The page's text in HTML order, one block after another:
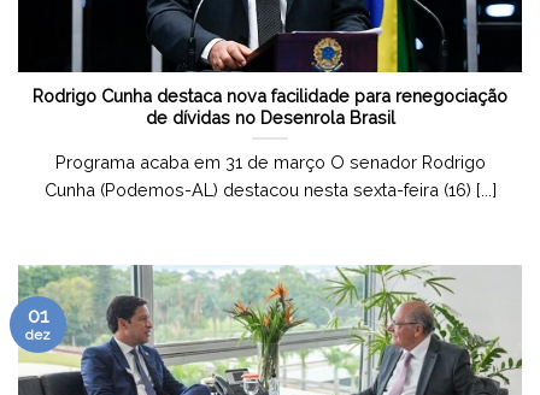
Rodrigo Cunha destaca nova facilidade para renegociação
de dívidas no Desenrola Brasil
Programa acaba em 31 de março O senador Rodrigo
Cunha (Podemos-AL) destacou nesta sexta-feira (16) [...]
01
dez